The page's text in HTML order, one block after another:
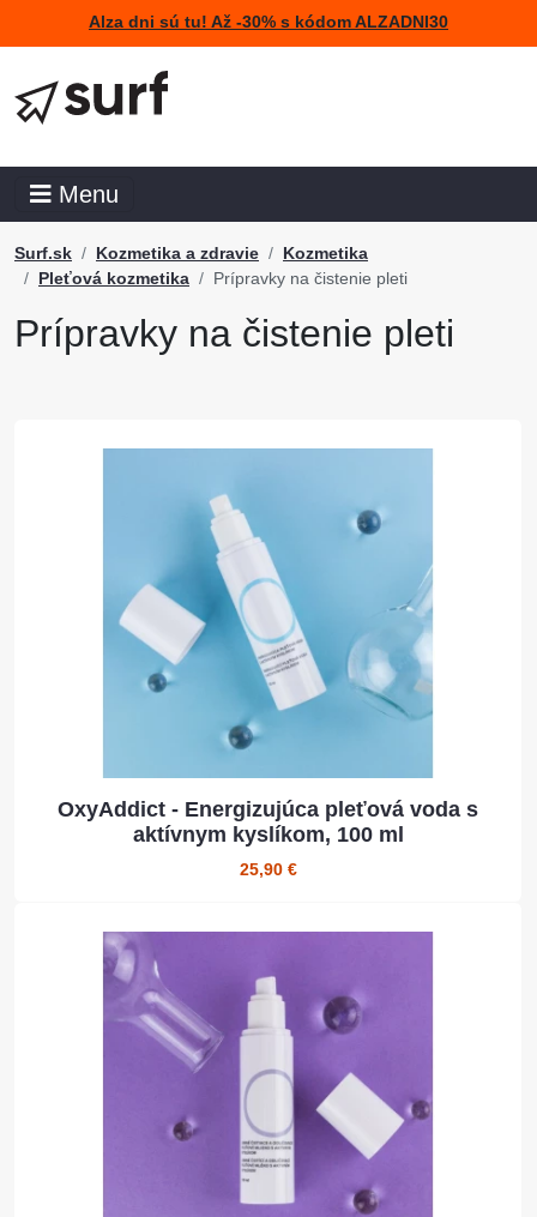
Alza dni sú tu! Až -30% s kódom ALZADNI30
Menu
Surf.sk Kozmetika a zdravie
Kozmetika
Pleťová kozmetika
Prípravky na čistenie pleti
Prípravky na čistenie pleti
OxyAddict - Energizujúca pleťová voda s
aktívnym kyslíkom, 100 ml
25,90 €